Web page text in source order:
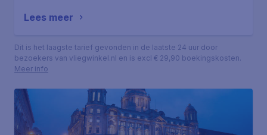
Lees meer
Dit is het laagste tarief gevonden in de laatste 24 uur door
bezoekers van vliegwinkel.nl en is excl € 29,90 boekingskosten.
Meer info